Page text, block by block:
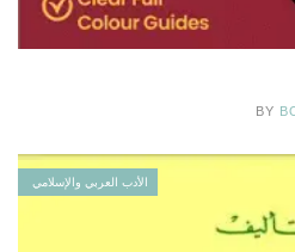
BY
الأدب العربي والإسلامي